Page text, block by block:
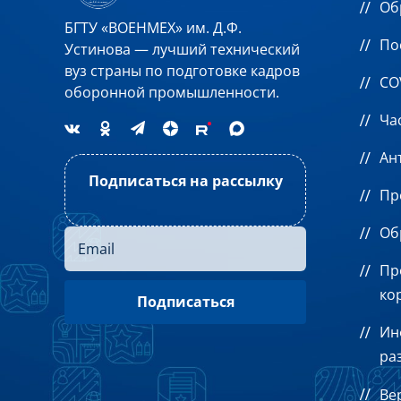
БГТУ «ВОЕНМЕХ» им. Д.Ф.
Устинова — лучший технический
вуз страны по подготовке кадров
оборонной промышленности.
Подписаться на рассылку